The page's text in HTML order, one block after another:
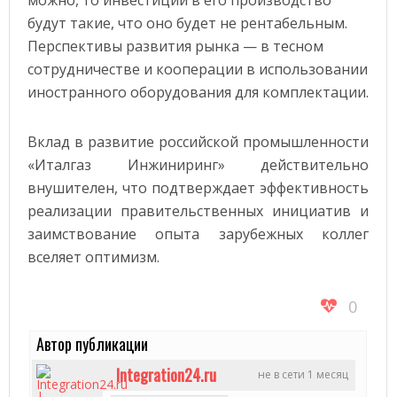
будут такие, что оно будет не рентабельным.
Перспективы развития рынка — в тесном
сотрудничестве и кооперации в использовании
иностранного оборудования для комплектации.
Вклад в развитие российской промышленности
«Италгаз Инжиниринг» действительно
внушителен, что подтверждает эффективность
реализации правительственных инициатив и
заимствование опыта зарубежных коллег
вселяет оптимизм.
0
Автор публикации
не в сети 1 месяц
Integration24.ru